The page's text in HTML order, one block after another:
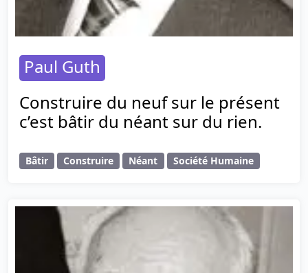
Paul Guth
Construire du neuf sur le présent
c’est bâtir du néant sur du rien.
Bâtir Construire Néant Société Humaine